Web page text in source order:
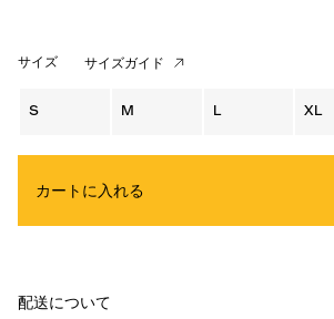
サイズ サイズガイド
S M L XL
カートに入れる
配送について